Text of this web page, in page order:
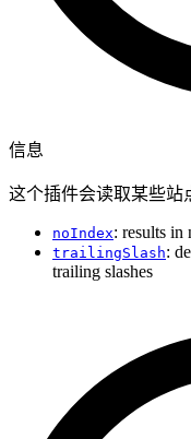
信息
这个插件会读取某些站
noIndex: results in
trailingSlash:
trailing slashes